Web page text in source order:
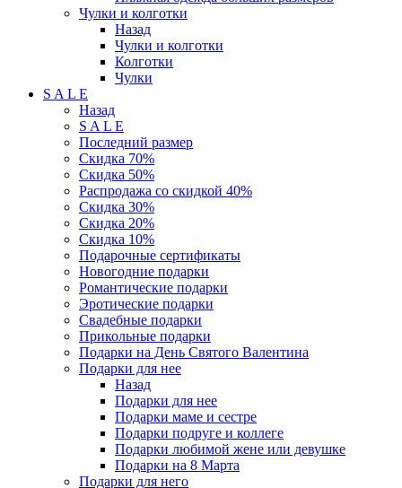
Чулки и колготки
Назад
Чулки и колготки
Колготки
Чулки
S A L E
Назад
S A L E
Последний размер
Скидка 70%
Скидка 50%
Распродажа со скидкой 40%
Скидка 30%
Скидка 20%
Скидка 10%
Подарочные сертификаты
Новогодние подарки
Романтические подарки
Эротические подарки
Свадебные подарки
Прикольные подарки
Подарки на День Святого Валентина
Подарки для нее
Назад
Подарки для нее
Подарки маме и сестре
Подарки подруге и коллеге
Подарки любимой жене или девушке
Подарки на 8 Марта
Подарки для него